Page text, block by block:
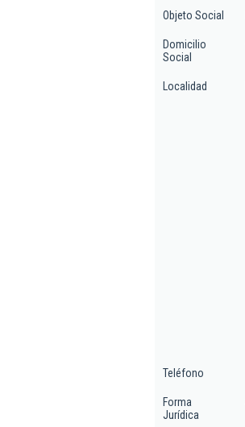
Objeto Social
Domicilio
Social
Localidad
Teléfono
Forma
Jurídica